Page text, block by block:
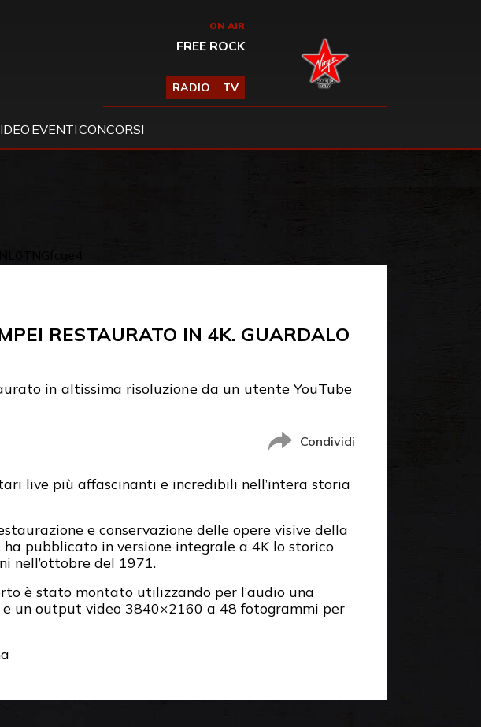
ON AIR
FREE ROCK
RADIO TV
EVENTICONCORSI
RESTAURATO IN 4K. GUARDALO
in altissima risoluzione da un utente YouTube
Condividi
live più affascinanti e incredibili nell’intera storia
e conservazione delle opere visive della
pubblicato in versione integrale a 4K lo storico
nell’ottobre del 1971.
è stato montato utilizzando per l’audio una
un output video 3840×2160 a 48 fotogrammi per